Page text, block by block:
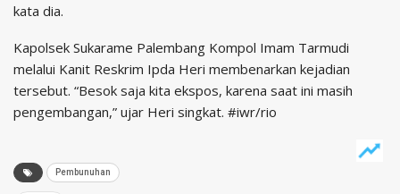
kata dia.
Kapolsek Sukarame Palembang Kompol Imam Tarmudi
melalui Kanit Reskrim Ipda Heri membenarkan kejadian
tersebut. “Besok saja kita ekspos, karena saat ini masih
pengembangan,” ujar Heri singkat. #iwr/rio
Pembunuhan